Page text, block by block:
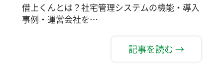
借上くんとは？社宅管理システムの機能・導入
事例・運営会社を…
記事を読む →